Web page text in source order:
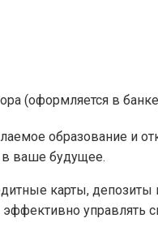
(оформляется в
образование и
в ваше будущее.
карты,
управлять